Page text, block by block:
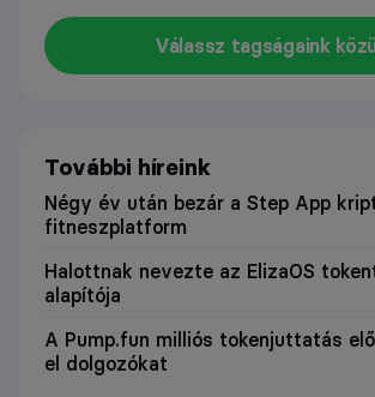
Válassz tagságaink közül
További híreink
Négy év után bezár a Step App
fitneszplatform
Halottnak nevezte az ElizaOS
alapítója
A Pump.fun milliós tokenjuttatás
el dolgozókat